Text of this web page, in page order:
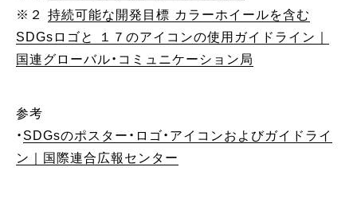
※２ 持続可能な開発目標 カラーホイールを含む
SDGsロゴと １７のアイコンの使用ガイドライン｜
国連グローバル・コミュニケーション局
参考
・ SDGsのポスター・ロゴ・アイコンおよびガイドライ
ン｜国際連合広報センター